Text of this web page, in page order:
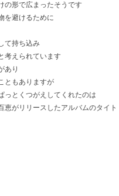
の形で広まったそうです
を避けるために
て持ち込み
考えられています
あり
ともありますが
っとくつがえしてくれたのは
恵がリリースしたアルバムのタイト